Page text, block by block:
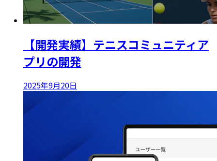
【開発実績】テニスコミュニティア
プリの開発
2025年9月20日